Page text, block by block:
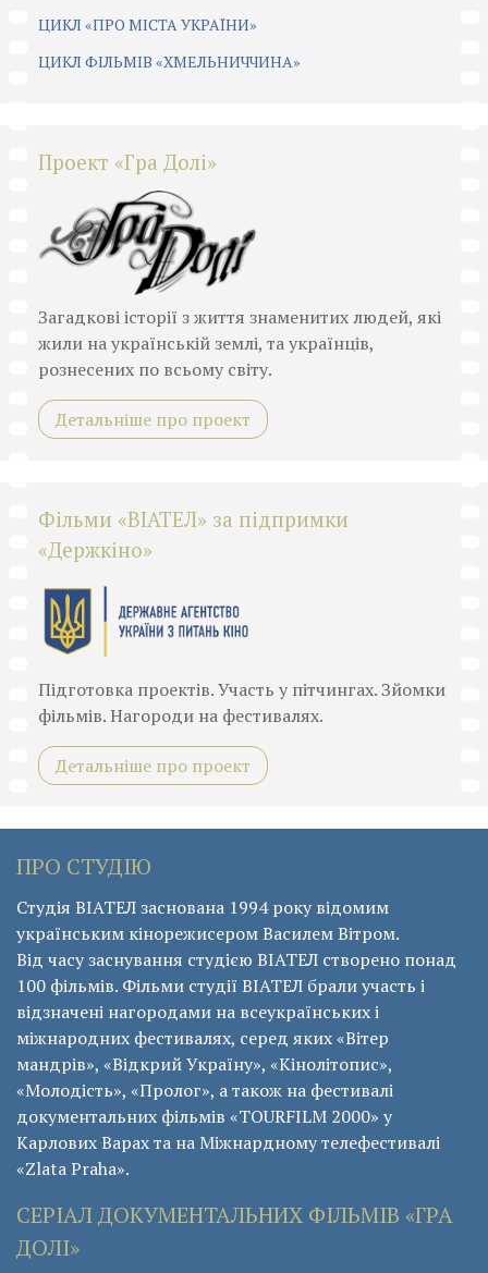
ЦИКЛ «ПРО МІСТА УКРАЇНИ»
ЦИКЛ ФІЛЬМІВ «ХМЕЛЬНИЧЧИНА»
Проект «Гра Долі»
Загадкові історії з життя знаменитих людей, які
жили на українській землі, та українців,
рознесених по всьому світу.
Детальніше про проект
Фільми «ВІАТЕЛ» за підпримки
«Держкіно»
Підготовка проектів. Участь у пітчингах. Зйомки
фільмів. Нагороди на фестивалях.
Детальніше про проект
ПРО СТУДІЮ
Студія ВІАТЕЛ заснована 1994 року відомим
українським кінорежисером Василем Вітром.
Від часу заснування студією ВІАТЕЛ створено понад
100 фільмів. Фільми студії ВІАТЕЛ брали участь і
відзначені нагородами на всеукраїнських і
міжнародних фестивалях, серед яких «Вітер
мандрів», «Відкрий Україну», «Кінолітопис»,
«Молодість», «Пролог», а також на фестивалі
документальних фільмів «ТОURFILM 2000» у
Карлових Варах та на Міжнардному телефестивалі
«Zlata Praha».
СЕРІАЛ ДОКУМЕНТАЛЬНИХ ФІЛЬМІВ «ГРА
ДОЛІ»